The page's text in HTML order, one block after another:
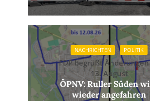
NACHRICHTEN POLITIK
FDP begrüßt
13. August
ÖPNV: Ruller Süden
wieder angefahren